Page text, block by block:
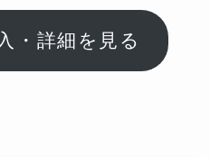
・詳細を見る